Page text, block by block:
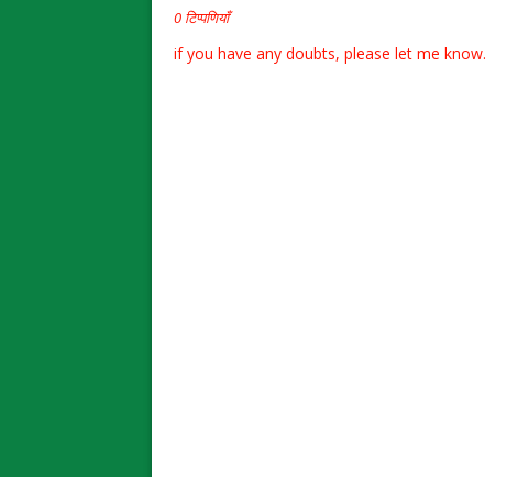
0 टिप्पणियाँ
if you have any doubts, please let me know.